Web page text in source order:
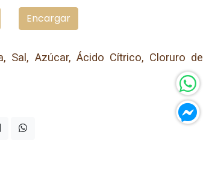
Encargar
Sal, Azúcar, Ácido Cítrico, Cloruro de